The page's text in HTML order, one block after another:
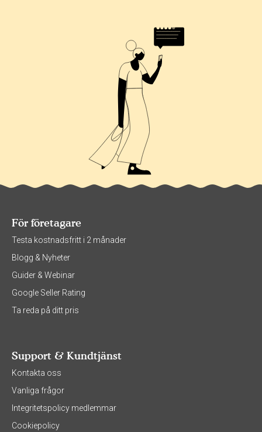
För företagare
Testa kostnadsfritt i 2 månader
Blogg & Nyheter
Guider & Webinar
Google Seller Rating
Ta reda på ditt pris
Support & Kundtjänst
Kontakta oss
Vanliga frågor
Integritetspolicy medlemmar
Cookiepolicy